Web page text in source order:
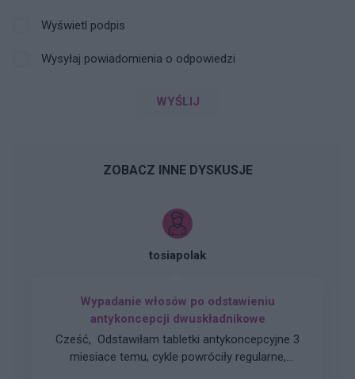
Wyświetl podpis
Wysyłaj powiadomienia o odpowiedzi
WYŚLIJ
ZOBACZ INNE DYSKUSJE
tosiapolak
Wypadanie włosów po odstawieniu
antykoncepcji dwuskładnikowe
Cześć, Odstawiłam tabletki antykoncepcyjne 3
miesiace temu, cykle powróciły regularne,